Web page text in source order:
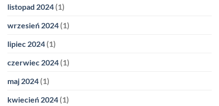
listopad 2024 (1)
wrzesień 2024 (1)
lipiec 2024 (1)
czerwiec 2024 (1)
maj 2024 (1)
kwiecień 2024 (1)